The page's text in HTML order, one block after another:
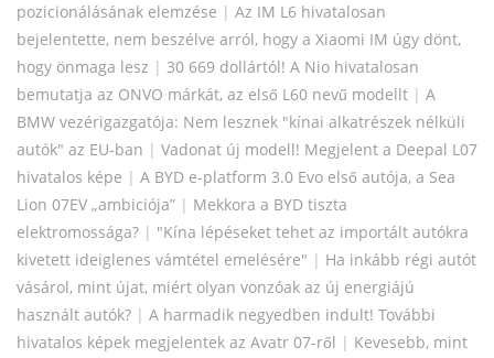
pozicionálásának elemzése | Az IM L6 hivatalosan
bejelentette, nem beszélve arról, hogy a Xiaomi IM úgy dönt,
hogy önmaga lesz | 30 669 dollártól! A Nio hivatalosan
bemutatja az ONVO márkát, az első L60 nevű modellt | A
BMW vezérigazgatója: Nem lesznek "kínai alkatrészek nélküli
autók" az EU-ban | Vadonat új modell! Megjelent a Deepal L07
hivatalos képe | A BYD e-platform 3.0 Evo első autója, a Sea
Lion 07EV „ambiciója” | Mekkora a BYD tiszta
elektromossága? | "Kína lépéseket tehet az importált autókra
kivetett ideiglenes vámtétel emelésére" | Ha inkább régi autót
vásárol, mint újat, miért olyan vonzóak az új energiájú
használt autók? | A harmadik negyedben indult! További
hivatalos képek megjelentek az Avatr 07-ről | Kevesebb, mint